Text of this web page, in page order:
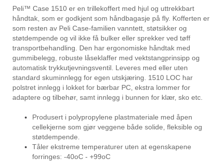
Peli™ Case 1510 er en trillekoffert med hjul og uttrekkbart
håndtak, som er godkjent som håndbagasje på fly. Kofferten er
som resten av Peli Case-familien vanntett, støtsikker og
støtdempende og vil ikke få bulker eller sprekker ved tøff
transportbehandling. Den har ergonomiske håndtak med
gummibelegg, robuste låseklaffer med vektstangprinsipp og
automatisk trykkutjevningsventil. Leveres med eller uten
standard skuminnlegg for egen utskjæring. 1510 LOC har
polstret innlegg i lokket for bærbar PC, ekstra lommer for
adaptere og tilbehør, samt innlegg i bunnen for klær, sko etc.
Produsert i polypropylene plastmateriale med åpen
cellekjerne som gjør veggene både solide, fleksible og
støtdempende.
Tåler ekstreme temperaturer uten at egenskapene
forringes: -40oC - +99oC